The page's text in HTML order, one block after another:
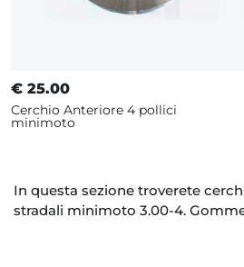
€ 25.00
Cerchio Anteriore 4 pollici
minimoto
In questa sezione troverete
stradali minimoto 3.00-4.